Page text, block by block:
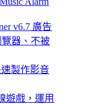
v6.7 廣告
器、不被
製作影音
遊戲，運用